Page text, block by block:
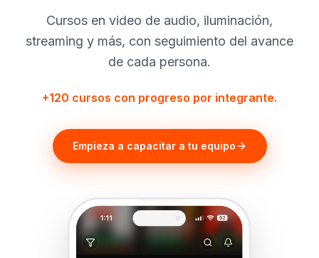
Cursos en video de audio, iluminación,
streaming y más, con seguimiento del avance
de cada persona.
+120 cursos con progreso por integrante.
Empieza a capacitar a tu equipo